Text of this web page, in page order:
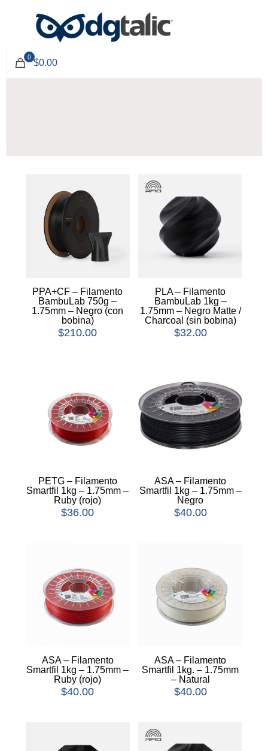
0
$0.00
PPA+CF – Filamento
BambuLab 750g –
1.75mm – Negro (con
bobina)
$210.00
PLA – Filamento
BambuLab 1kg –
1.75mm – Negro Matte /
Charcoal (sin bobina)
$32.00
PETG – Filamento
Smartfil 1kg – 1.75mm –
Ruby (rojo)
$36.00
ASA – Filamento
Smartfil 1kg – 1.75mm –
Negro
$40.00
ASA – Filamento
Smartfil 1kg – 1.75mm –
Ruby (rojo)
$40.00
ASA – Filamento
Smartfil 1kg. – 1.75mm
– Natural
$40.00